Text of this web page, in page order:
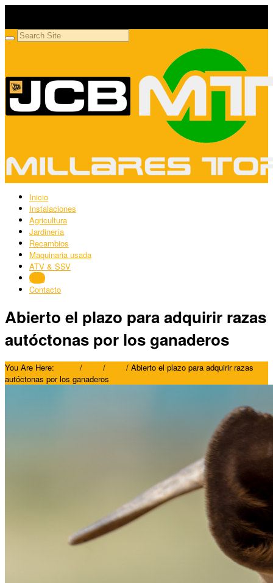
Inicio
Instalaciones
Agricultura
Jardinería
Recambios
Maquinaria usada
ATV & SSV
Blog
Contacto
Abierto el plazo para adquirir razas
autóctonas por los ganaderos
You Are Here: / / / Abierto el plazo para adquirir razas
autóctonas por los ganaderos